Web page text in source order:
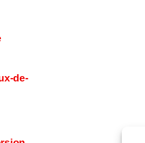
de-